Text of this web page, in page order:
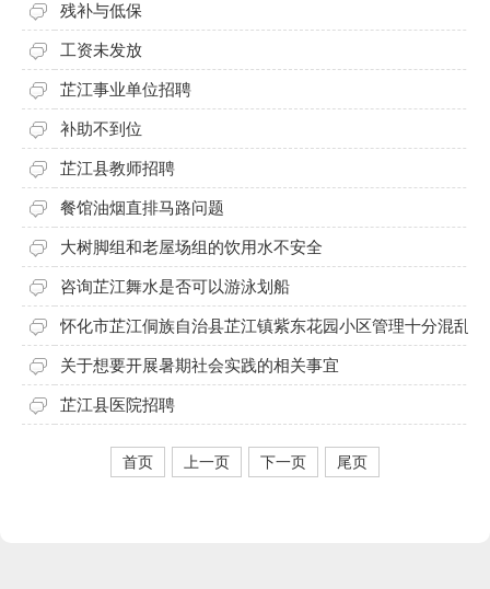
残补与低保
工资未发放
芷江事业单位招聘
补助不到位
芷江县教师招聘
餐馆油烟直排马路问题
大树脚组和老屋场组的饮用水不安全
咨询芷江舞水是否可以游泳划船
关于想要开展暑期社会实践的相关事宜
芷江县医院招聘
首页 上一页 下一页 尾页